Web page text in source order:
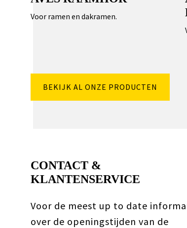
Voor ramen en dakramen.
BEKIJK AL ONZE PRODUCTEN
CONTACT &
KLANTENSERVICE
Voor de meest up to date
over de openingstijden van de